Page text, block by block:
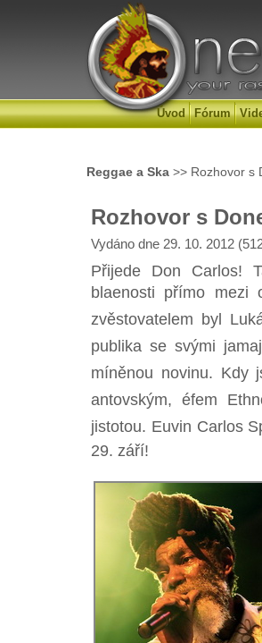
Úvod Fórum
Reggae a Ska >> Rozhovor s
Rozhovor s
Vydáno dne 29. 10. 2012
Přijede Don Carlos!
blaenosti přímo
zvěstovatelem byl
publika se svými
míněnou novinu.
antovským, éfem
jistotou. Euvin Carlos
29. září!